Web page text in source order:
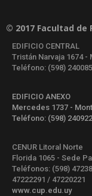
© 2017 Facultad de
EDIFICIO CENTRAL
Tristán Narvaja 1674 -
Teléfono: (598)
EDIFICIO ANEXO
Mercedes 1737 -
Teléfono: (598)
CENUR Litoral Norte
Florida 1065 - Sede
Teléfonos: (598)
47222291 / 47220221
www.cup.edu.uy